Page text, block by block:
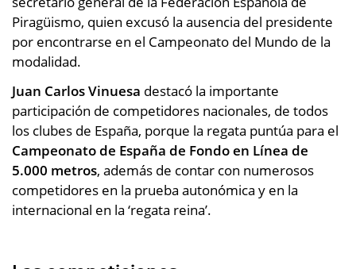
Piragüismo, quien excusó la ausencia del presidente
por encontrarse en el Campeonato del Mundo de la
modalidad.
Juan Carlos Vinuesa destacó la importante
participación de competidores nacionales, de todos
los clubes de España, porque la regata puntúa para el
Campeonato de España de Fondo en Línea de
5.000 metros, además de contar con numerosos
competidores en la prueba autonómica y en la
internacional en la ‘regata reina’.